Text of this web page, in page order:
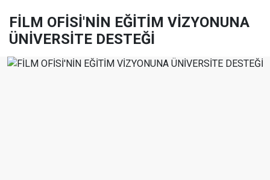
FİLM OFİSİ'NİN EĞİTİM VİZYONUNA
ÜNİVERSİTE DESTEĞİ